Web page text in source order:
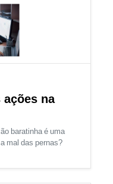
ações na
baratinha é uma
mal das pernas?